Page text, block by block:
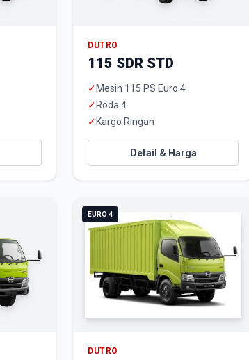
DUTRO
115 SDR STD
✓ Mesin 115 PS Euro 4
✓ Roda 4
✓ Kargo Ringan
Detail & Harga
EURO 4
DUTRO